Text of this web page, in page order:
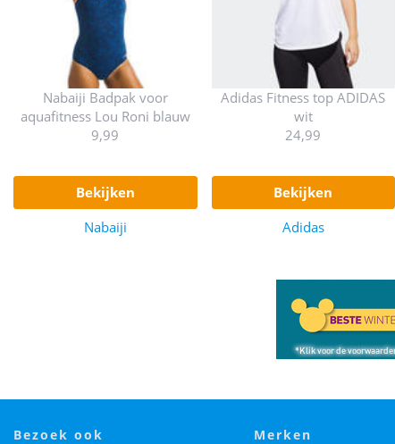
Nabaiji Badpak voor
aquafitness Lou Roni blauw
9,99
bekijken
Nabaiji
Adidas Fitness top ADIDAS
wit
24,99
bekijken
Adidas
bezoek ook merken